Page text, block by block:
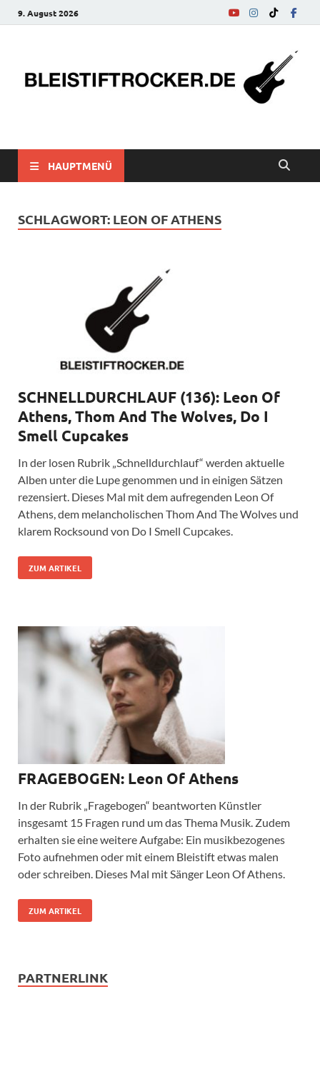
9. August 2026
bleistiftrocker.de
HAUPTMENÜ
SCHLAGWORT: LEON OF ATHENS
SCHNELLDURCHLAUF (136): Leon Of
Athens, Thom And The Wolves, Do I
Smell Cupcakes
In der losen Rubrik „Schnelldurchlauf“ werden aktuelle
Alben unter die Lupe genommen und in einigen Sätzen
rezensiert. Dieses Mal mit dem aufregenden Leon Of
Athens, dem melancholischen Thom And The Wolves und
klarem Rocksound von Do I Smell Cupcakes.
ZUM ARTIKEL
FRAGEBOGEN: Leon Of Athens
In der Rubrik „Fragebogen“ beantworten Künstler
insgesamt 15 Fragen rund um das Thema Musik. Zudem
erhalten sie eine weitere Aufgabe: Ein musikbezogenes
Foto aufnehmen oder mit einem Bleistift etwas malen
oder schreiben. Dieses Mal mit Sänger Leon Of Athens.
ZUM ARTIKEL
PARTNERLINK